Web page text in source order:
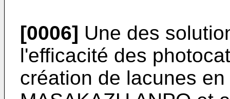
[0006] Une des
l'efficacité des
création de lacunes